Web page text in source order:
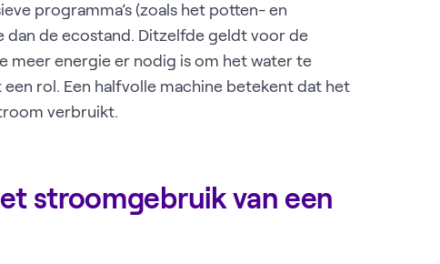
programma’s (zoals het potten- en
de ecostand. Ditzelfde geldt voor de
meer energie er nodig is om het water te
een rol. Een halfvolle machine betekent dat het
verbruikt.
stroomgebruik van een